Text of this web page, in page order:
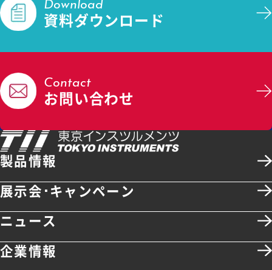
Download
資料ダウンロード
Contact
お問い合わせ
製品情報
展示会･キャンペーン
ニュース
企業情報